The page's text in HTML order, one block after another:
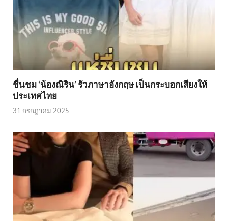
ชื่นชม ‘น้องณิริน’ รัวภาษาอังกฤษ เป็นกระบอกเสียงให้
ประเทศไทย
31 กรกฎาคม 2025